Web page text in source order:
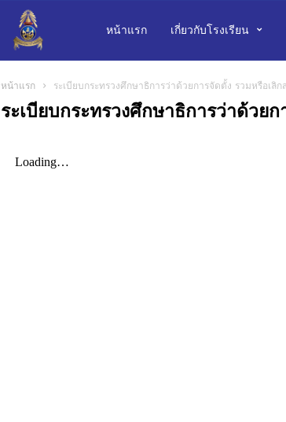
เบญจม
หน้าแรก เกี่ยวกับโรงเรียน
หน้าแรก ระเบียบกระทรวงศึกษาธิการว่าด้วยการจัดตั้ง รวมหรือเ
ระเบียบกระทรวงศึกษาธิการว่าด้ว